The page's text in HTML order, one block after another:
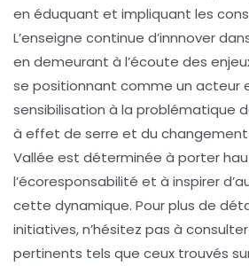
en éduquant et impliquant les
L’enseigne continue d’innnover
en demeurant à l’écoute des
se positionnant comme un acteur
sensibilisation à la problématique
à effet de serre et du
Vallée est déterminée à porter
l’écoresponsabilité et à inspirer
cette dynamique. Pour plus de
initiatives, n’hésitez pas à
pertinents tels que ceux trouvés